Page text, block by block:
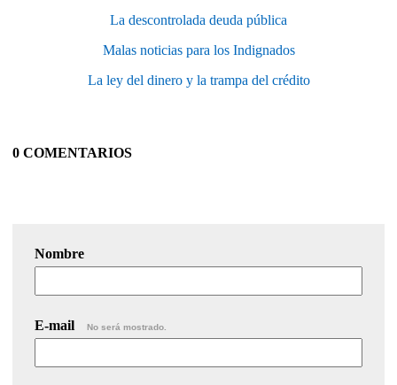
La descontrolada deuda pública
Malas noticias para los Indignados
La ley del dinero y la trampa del crédito
0 COMENTARIOS
Nombre
E-mail No será mostrado.